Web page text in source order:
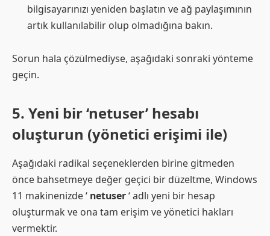
bilgisayarınızı yeniden başlatın ve ağ paylaşımının
artık kullanılabilir olup olmadığına bakın.
Sorun hala çözülmediyse, aşağıdaki sonraki yönteme
geçin.
5. Yeni bir ‘netuser’ hesabı
oluşturun (yönetici erişimi ile)
Aşağıdaki radikal seçeneklerden birine gitmeden
önce bahsetmeye değer geçici bir düzeltme, Windows
11 makinenizde ‘ netuser‘ adlı yeni bir hesap
oluşturmak ve ona tam erişim ve yönetici hakları
vermektir.